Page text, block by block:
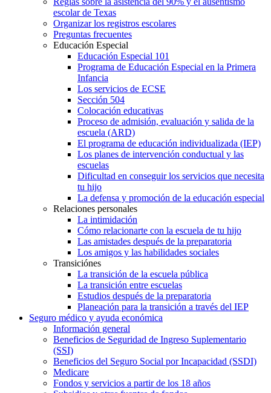
escolar de Texas
Organizar los registros escolares
Preguntas frecuentes
Educación Especial
Educación Especial 101
Programa de Educación Especial en la Primera
Infancia
Los servicios de ECSE
Sección 504
Colocación educativas
Proceso de admisión, evaluación y salida de la
escuela (ARD)
El programa de educación individualizada (IEP)
Los planes de intervención conductual y las
escuelas
Dificultad en conseguir los servicios que necesita
tu hijo
La defensa y promoción de la educación especial
Relaciones personales
La intimidación
Cómo relacionarte con la escuela de tu hijo
Las amistades después de la preparatoria
Los amigos y las habilidades sociales
Transiciónes
La transición de la escuela pública
La transición entre escuelas
Estudios después de la preparatoria
Planeación para la transición a través del IEP
Seguro médico y ayuda económica
Información general
Beneficios de Seguridad de Ingreso Suplementario
(SSI)
Beneficios del Seguro Social por Incapacidad (SSDI)
Medicare
Fondos y servicios a partir de los 18 años